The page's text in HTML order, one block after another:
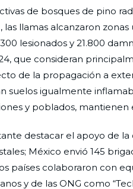
de bosques de pino
las llamas alcanzaron
lesionados y 21.800
que consideran
de la propagación a
igualmente
y poblados, mantienen
destacar el apoyo de
México envió 145
países colaboraron con
y de las ONG como